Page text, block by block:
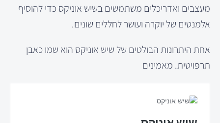
מעצבים ואדריכלים משתמשים בשיש אוניקס כדי להוסיף
אלמנטים של יוקרה ועושר לחללים שונים.
אחת היתרונות הבולטים של שיש אוניקס הוא שמו כאבן
תרפויטית. מאמינים